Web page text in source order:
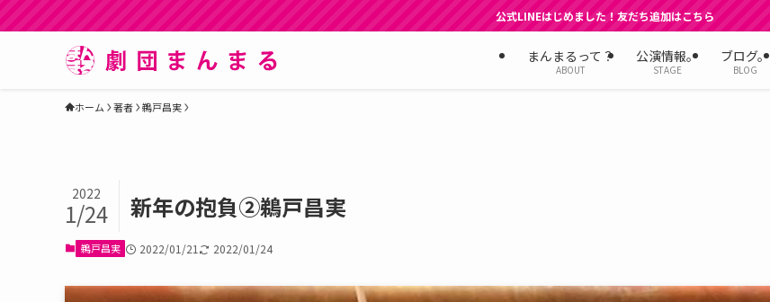
公式LINEはじめました！友だち追加はこちら
まんまるって？
ABOUT
公演情報。
STAGE
ブログ。
BLOG
ホーム 著者 鵜戸昌実
新年の抱負②鵜戸昌実
2022
1/24
鵜戸昌実 2022/01/21 2022/01/24